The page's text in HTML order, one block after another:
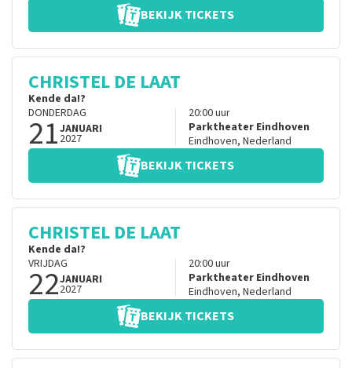
BEKIJK TICKETS
CHRISTEL DE LAAT
Kende da!?
DONDERDAG
21JANUARI
2027
20:00uur
Parktheater Eindhoven
Eindhoven, Nederland
BEKIJK TICKETS
CHRISTEL DE LAAT
Kende da!?
VRIJDAG
22JANUARI
2027
20:00uur
Parktheater Eindhoven
Eindhoven, Nederland
BEKIJK TICKETS